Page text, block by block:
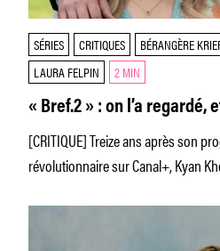
SÉRIES CRITIQUES BÉRANGÈRE
LAURA FELPIN
2 MIN
« Bref.2 » : on l’a regardé,
[CRITIQUE] Treize ans après son
révolutionnaire sur Canal+, Kyan